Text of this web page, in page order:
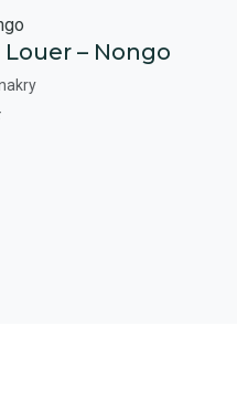
Louer – Nongo